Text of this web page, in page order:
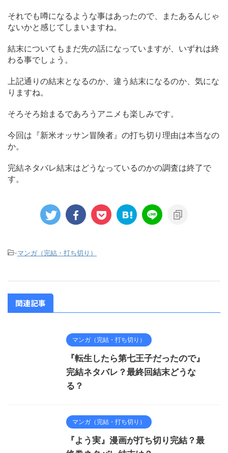
それでも噂になるような事はあったので、またあるんじゃ
ないかと感じてしまいますね。
結末についてもまだ先の話になっていますが、いずれは終
わる事でしょう。
上記通りの結末となるのか、違う結末になるのか、気にな
りますね。
そろそろ始まるであろうアニメも楽しみです。
今回は『新米オッサン冒険者』の打ち切り理由は本当なの
か。
完結ネタバレ結末はどうなっているのかの調査は終了で
す。
-マンガ（完結・打ち切り）
関連記事
マンガ（完結・打ち切り）
『転生したら第七王子だったので』
完結ネタバレ？最終回結末どうな
る？
マンガ（完結・打ち切り）
『よう実』漫画が打ち切り完結？最